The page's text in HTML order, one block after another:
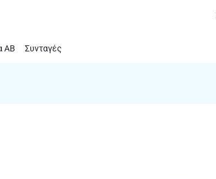
ΑΒ Συνταγές